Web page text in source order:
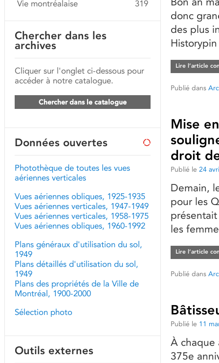
donc
des plus
Lire l’article
Publié dans
Mise
droit
Publié le 24
Demain,
pour les
les
Lire l’article
Publié dans
Publié le 11
À chaque
375e
Vie montréalaise
319
Chercher dans les
archives
Cliquer sur l'onglet ci-dessous pour
accéder à notre catalogue.
Chercher dans le catalogue
Données ouvertes
Photothèque de toutes les vues
aériennes verticales
Vues aériennes obliques, 1925-1935
Vues aériennes verticales, 1947-1949
Vues aériennes verticales, 1958-1975
Vues aériennes obliques, 1960-1992
Plans généraux d'utilisation du sol,
1949
Plans détaillés d'utilisation du sol,
1949
Plans des propriétés de la Ville de
Montréal, 1900-2000
Sélection photo
Outils externes